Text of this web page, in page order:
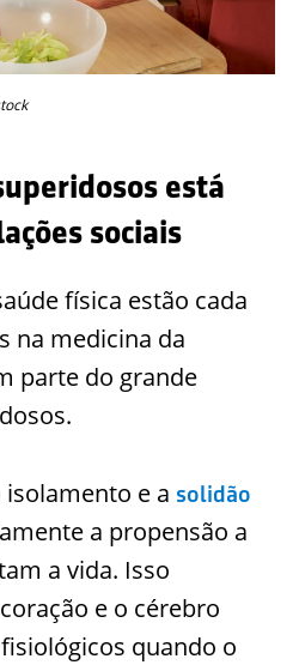
está
sociais
física estão cada
na medicina da
parte do grande
e a solidão
a propensão a
a vida. Isso
e o cérebro
quando o